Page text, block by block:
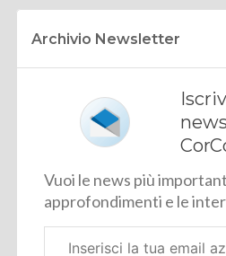
Archivio Newsletter
Vuoi le news più
approfondimenti e le